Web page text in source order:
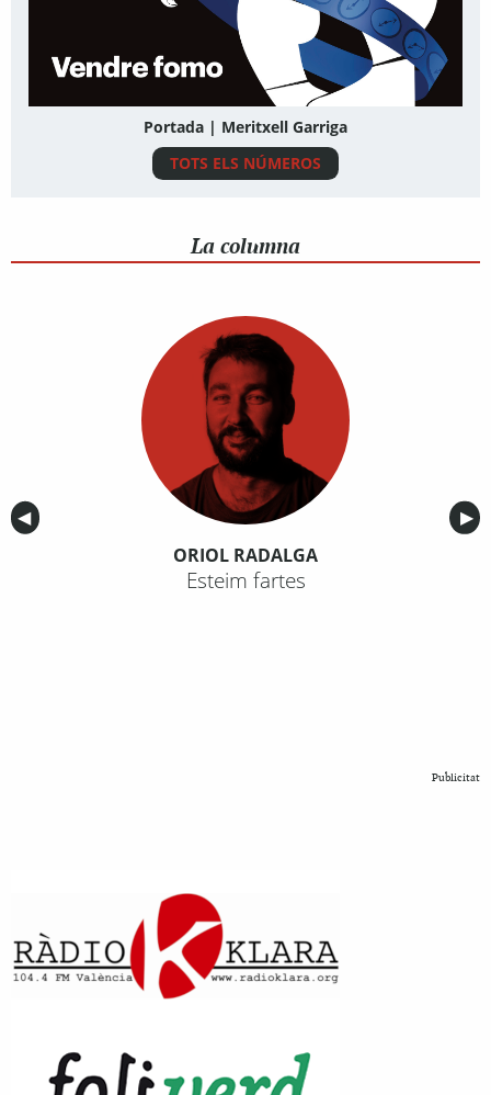
Portada | Meritxell Garriga
TOTS ELS NÚMEROS
La columna
Anterior
◀︎ ▶︎
ORIOL RADALGA
Esteim fartes
Publicitat